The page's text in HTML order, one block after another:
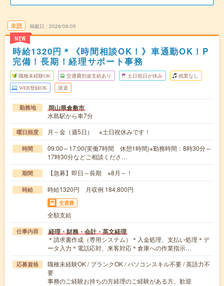
未読
NEW
掲載日 2026/08/05
時給1320円＊《時間相談OK！》車通勤OK！P
完備！長期！経理サポート事務
職種未経験OK 交通費別途支給あり 土日祝日が休み 残業なし
WEB登録OK 派遣
勤務地 岡山県倉敷市
水島駅から車7分
曜日頻度 月～金（週5日） ※土日祝休みです！
時間
09:00～17:00(実働7時間 休憩1時間)※勤務時間：8時30分～
17時30分などご相談くださ…
期間 【急募】即日～長期 ※8月～！
時給 時給1320円 月収例 184,800円
交通費
全額支給
仕事内容 経理・財務・会計・英文経理
＊請求書作成（専用システム）＊入金処理、支払い処理＊デ
ータ入力＊電話応対、来客対応＊倉庫への作業指示…
応募資格
職種未経験OK / ブランクOK / パソコンスキル不要 / 英語力不
要
事務のご経験お持ちの方経理のご経験がある方、歓迎